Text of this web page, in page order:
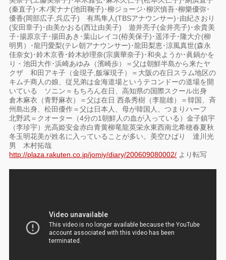
(秦直子)･木ﾉ実ナナ(池田鞠子)･柳ジョージ･柳沢慎吾･柳樂優弥･
優香(岡部広子,呉広子) 有馬隼人(TBSアナウンサー)･由紀さおり
(安田章子)･由美かおる(西辻由美子) 遊井亮子(金井亮子)･余貴美
子･揚原京子･揚田あき･葉山レイコ(栫美保子)･遥洋子･隆大介(柳
明男）･龍円愛梨(テレ朝アナウンサー)･龍田梨恵･涼風真世(森永
佳奈女)･鈴木京香･鈴木紗理奈(宗廣華奈子)･和央ようか･眞鍋かを
り・池田大作･浜崎あゆみ（濱崎歩）＝父は朝鮮半島から来たヤ
クザ 和田アキ子（金現子,飯塚現子）＝大阪の在日スラム地区の
キムチ商人の娘、従兄弟は金海道場というテコンドーの道場を開
いている ソニン＝もちろん在日、高知県の国際スクール出身
倉木麻衣（青野麻衣）＝父は在日 西条秀樹（李龍雄）＝韓国、斉
州島出身、松田優作＝父は日本人、母が韓国人、つまりハーフ
北野武＝クオーター（4分の1朝鮮人の血が入っている）金子鎮宇
（李珍宇）光高姫安金赤白青黄柳竜龍英栄永東西南北希穂春夏秋
冬玉明花美が姓名に入っていることが多い。美空ひばり 達川光
男 木村拓哉
http://plaza.rakuten.co.jp/jomiy/diary/200609080002/ より転写